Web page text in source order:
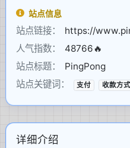
站点信息
站点链接：
https://
人气指数：
48766🔥
站点标题：
PingPong
站点关键词：
支付 收款方式
详细介绍